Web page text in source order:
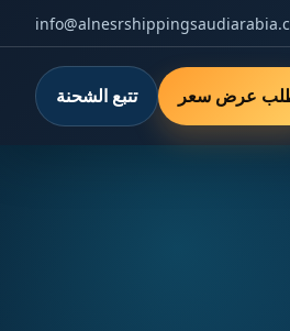
عرض سعر تتبع الشحنة